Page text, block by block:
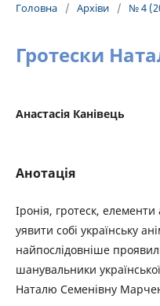
Головна / Архіви / № 4
Гротески
Анастасія Канівець
Анотація
Іронія, гротеск, елементи
уявити собі українську
найпослідовніше
шанувальники
Наталю Семенівну